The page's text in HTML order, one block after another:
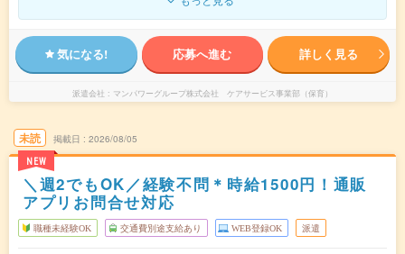
気になる! 応募へ進む 詳しく見る
派遣会社 マンパワーグループ株式会社 ケアサービス事業部（保育）
未読
NEW
掲載日 2026/08/05
＼週2でもOK／経験不問＊時給1500円！通販
アプリお問合せ対応
職種未経験OK 交通費別途支給あり WEB登録OK 派遣